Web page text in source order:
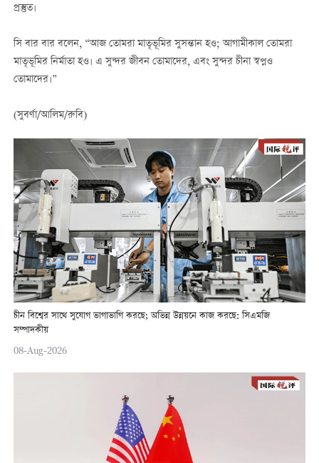
প্রস্তুত।
সি বার বার বলেন, “আজ তোমরা মাতৃভূমির সুসন্তান হও; আগামীকাল তোমরা
মাতৃভূমির নির্মাতা হও। এ সুন্দর জীবন তোমাদের, এবং সুন্দর চীনা স্বপ্নও
তোমাদের।”
(সুবর্ণা/আলিম/রুবি)
চীন বিশ্বের সাথে সুযোগ ভাগাভাগি করছে; অভিন্ন উন্নয়নে কাজ করছে: সিএমজি
সম্পাদকীয়
08-Aug-2026